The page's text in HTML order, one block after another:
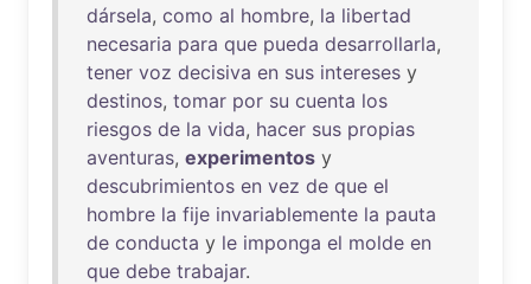
dársela, como al hombre, la libertad
necesaria para que pueda desarrollarla,
tener voz decisiva en sus intereses y
destinos, tomar por su cuenta los
riesgos de la vida, hacer sus propias
aventuras, experimentos y
descubrimientos en vez de que el
hombre la fije invariablemente la pauta
de conducta y le imponga el molde en
que debe trabajar.